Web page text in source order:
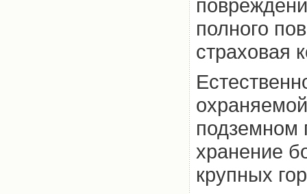
полного
страховая
подземном
хранение
крупных